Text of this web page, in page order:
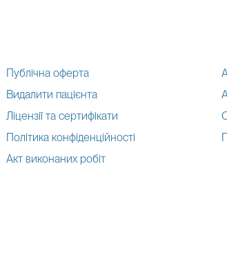
Публічна оферта
Видалити пацієнта
Ліцензії та сертифікати
Політика конфіденційності
Акт виконаних робіт